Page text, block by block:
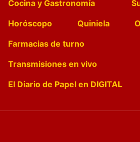
Cocina y Gastronomía
Horóscopo
Quiniela
Farmacias de turno
Transmisiones en vivo
El Diario de Papel en DIGITAL